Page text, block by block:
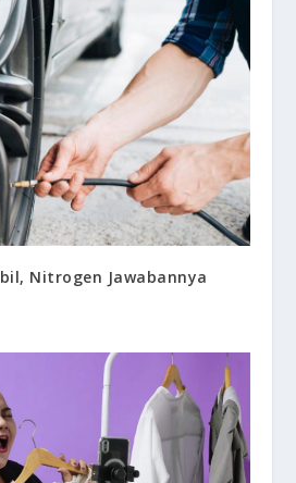
Nitrogen Jawabannya